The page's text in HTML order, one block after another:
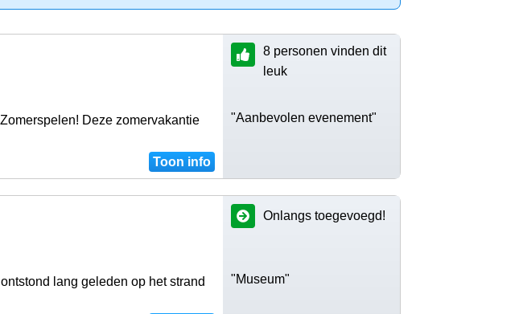
Deze zomervakantie
Toon info
8 personen vinden dit
leuk
"Aanbevolen evenement"
lang geleden op het strand
Onlangs toegevoegd!
"Museum"